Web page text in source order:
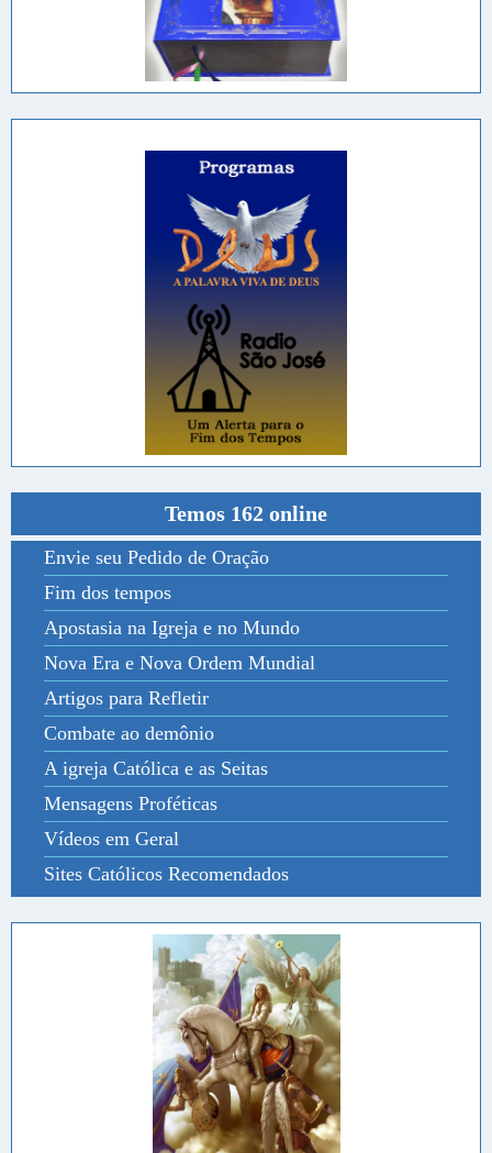
Temos 162 online
Envie seu Pedido de Oração
Fim dos tempos
Apostasia na Igreja e no Mundo
Nova Era e Nova Ordem Mundial
Artigos para Refletir
Combate ao demônio
A igreja Católica e as Seitas
Mensagens Proféticas
Vídeos em Geral
Sites Católicos Recomendados